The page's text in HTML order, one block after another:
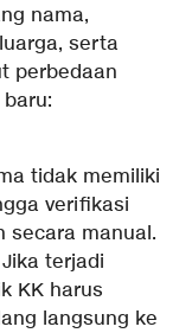
nama,
serta
perbedaan
tidak memiliki
verifikasi
secara manual.
terjadi
KK harus
langsung ke